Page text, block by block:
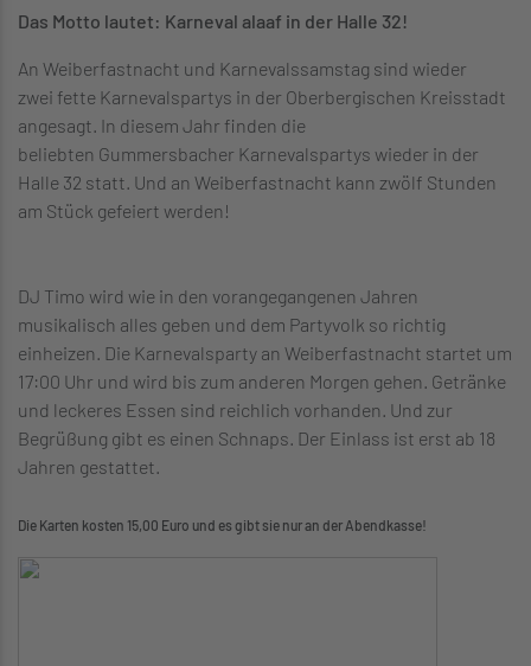
Das Motto lautet: Karneval alaaf in der Halle 32!
An Weiberfastnacht und Karnevalssamstag sind wieder
zwei fette Karnevalspartys in der Oberbergischen Kreisstadt
angesagt. In diesem Jahr finden die
beliebten Gummersbacher Karnevalspartys wieder in der
Halle 32 statt. Und an Weiberfastnacht kann zwölf Stunden
am Stück gefeiert werden!
DJ Timo wird wie in den vorangegangenen Jahren
musikalisch alles geben und dem Partyvolk so richtig
einheizen. Die Karnevalsparty an Weiberfastnacht startet um
17:00 Uhr und wird bis zum anderen Morgen gehen. Getränke
und leckeres Essen sind reichlich vorhanden. Und zur
Begrüßung gibt es einen Schnaps. Der Einlass ist erst ab 18
Jahren gestattet.
Die Karten kosten 15,00 Euro und es gibt sie nur an der Abendkasse!